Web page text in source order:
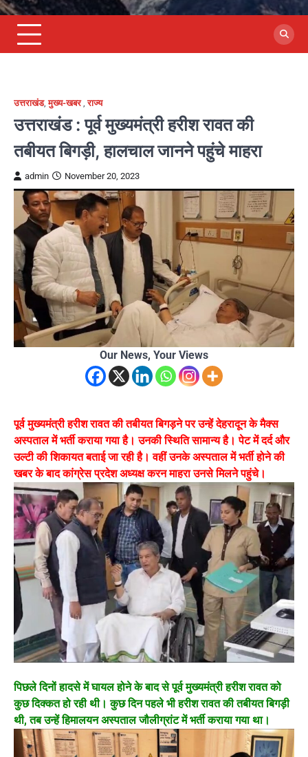
उत्तराखंड,मुख्य-खबर,राज्य
उत्तराखंड : पूर्व मुख्यमंत्री हरीश रावत की
तबीयत बिगड़ी, हालचाल जानने पहुंचे माहरा
admin November 20, 2023
Our News, Your Views
पूर्व मुख्यमंत्री हरीश रावत की तबीयत बिगड़ने पर उन्हें देहरादून के मैक्स
अस्पताल में भर्ती कराया गया है। उनकी स्थिति सामान्य है। पेट में दर्द और
उल्टी की शिकायत बताई जा रही है। वहीं उनके अस्पताल में भर्ती होने की
खबर के बाद कांग्रेस प्रदेश अध्यक्ष करन माहरा उनसे मिलने पहुंचे।
पिछले दिनों हादसे में घायल होने के बाद से पूर्व मुख्यमंत्री हरीश रावत को
कुछ दिक्कत हो रही थी। कुछ दिन पहले भी हरीश रावत की तबीयत बिगड़ी
थी, तब उन्हें हिमालयन अस्पताल जौलीग्रांट में भर्ती कराया गया था।